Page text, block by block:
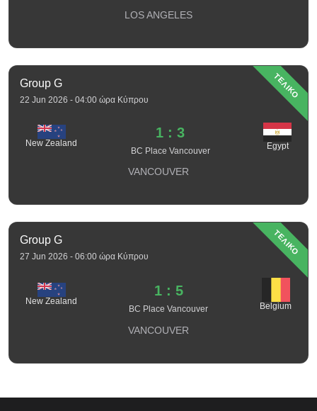
LOS ANGELES
ΤΕΛΙΚΟ
Group G
22 Jun 2026 - 04:00 ώρα Κύπρου
New Zealand
1 : 3
BC Place Vancouver
Egypt
VANCOUVER
ΤΕΛΙΚΟ
Group G
27 Jun 2026 - 06:00 ώρα Κύπρου
New Zealand
1 : 5
BC Place Vancouver Belgium
VANCOUVER